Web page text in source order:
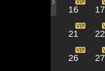
16 17
21 22
26 27